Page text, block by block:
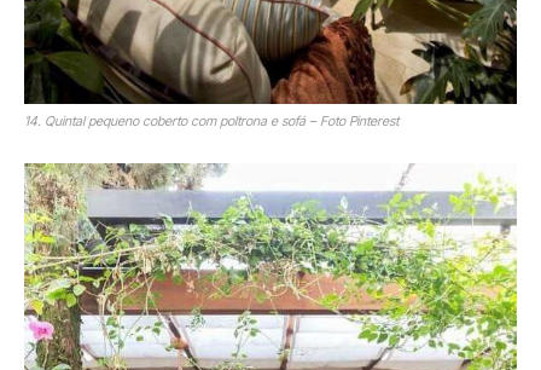
14. Quintal pequeno coberto com poltrona e sofá – Foto Pinterest